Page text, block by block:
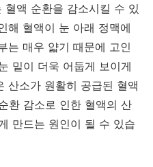
액 순환을 감소시킬 수 있
해 혈액이 눈 아래 정맥에
는 매우 얇기 때문에 고인
밑이 더욱 어둡게 보이게
산소가 원활히 공급된 혈액
환 감소로 인한 혈액의 산
만드는 원인이 될 수 있습